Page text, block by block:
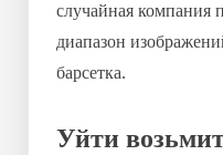
случайная компания
диапазон
барсетка.
Уйти